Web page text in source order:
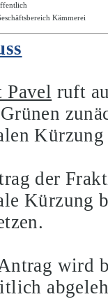
Kämmerei
Pavel ruft
nen zunä
Kürzung
der
Kürzung
wird